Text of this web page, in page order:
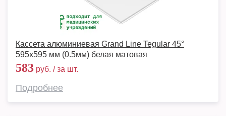
Кассета алюминиевая Grand Line Tegular 45°
595х595 мм (0.5мм) белая матовая
583 руб. / за шт.
Подробнее